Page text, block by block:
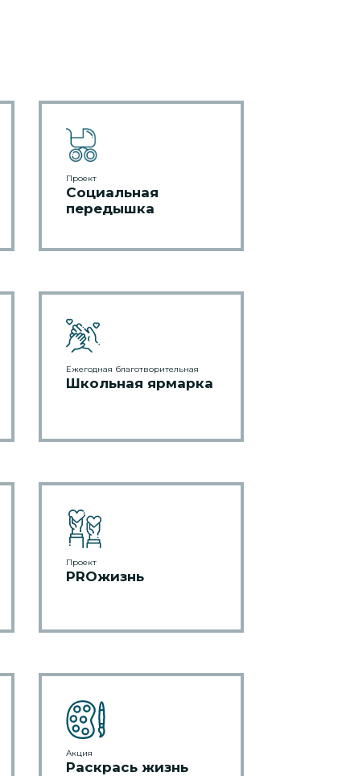
Проект
Социальная
передышка
Ежегодная благотворительная
Школьная ярмарка
Проект
PROжизнь
Акция
Раскрась жизнь